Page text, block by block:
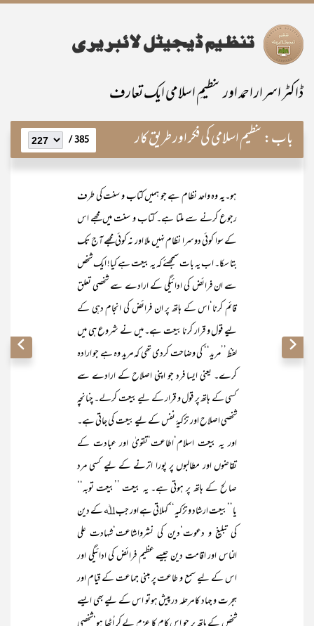
ڈاکٹر اسرار احمد اور تنظیمِ اسلامی ایک تعارف
باب:تنظیم اسلامی کی فکر اور طریق کار 385 /
ہو۔یہ وہ واحد نظام ہے جو ہمیں کتاب و سنت کی طرف
رجوع کرنے سے ملتا ہے۔ کتاب و سنت میں مجھے اس
کے سوا کوئی دوسرا نظام نہیں ملا اور نہ کوئی مجھے آج تک
بتا سکا۔ اب یہ بات سمجھئے کہ یہ بیعت ہے کیا! ایک شخص
سے ان فرائض کی ادائیگی کے ارادے سے شخصی تعلق
قائم کرنا‘اس کے ہاتھ پر ان فرائض کی انجام دہی کے
لیے قول و قرار کرنا بیعت ہے۔ میں نے شروع ہی میں
لفظ ’’مرید‘‘ کی وضاحت کردی تھی کہ مرید وہ ہے جو ارادہ
کرے۔ یعنی ایسا فرد جو اپنی اصلاح کے ارادے سے
کسی کے ہاتھ پر قول و قرار کے لیے بیعت کرلے۔ چنانچہ
شخصی اصلاح اور تزکیۂ نفس کے لیے بیعت کی جاتی ہے۔
اور یہ بیعت اسلام‘اطاعت‘تقویٰ اور عبادت کے
تقاضوں اور مطالبوں پر پورا اترنے کے لیے کسی مرد
صالح کے ہاتھ پر ہوتی ہے۔ یہ بیعت ’’بیعت توبہ‘‘
یا’’بیعت ارشاد و تزکیہ‘‘ کہلاتی ہے اور جب ﷲ کے دین
کی تبلیغ و دعوت‘دین کی نشرواشاعت‘شہادت علی
الناس اور اقامت دین جیسے عظیم فرائض کی ادائیگی اور
اس کے لیے سمع و طاعت پر مبنی جماعت کے قیام اور
ہجرت و جہاد کا مرحلہ درپیش ہوتو اس کے لیے بھی ایسے